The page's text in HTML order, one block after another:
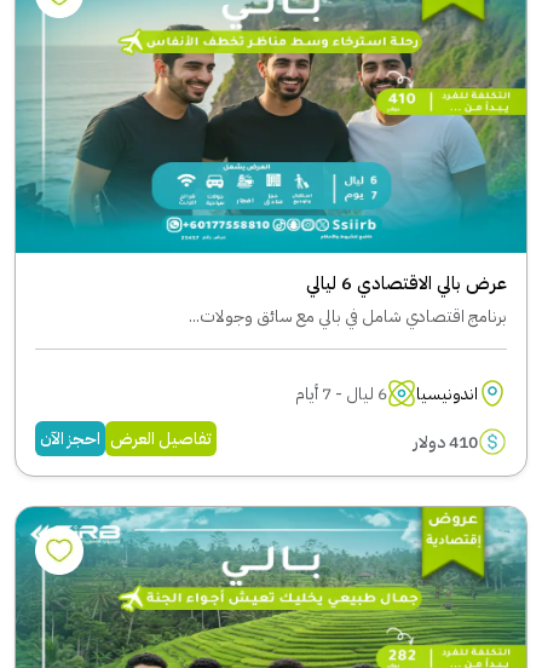
عرض بالي الاقتصادي 6 ليالي
برنامج اقتصادي شامل في بالي مع سائق وجولات...
اندونيسيا
6 ليال - 7 أيام
410 دولار
تفاصيل العرض احجز الآن